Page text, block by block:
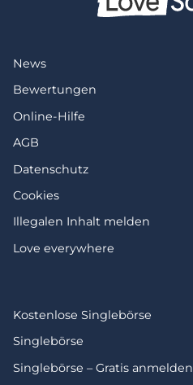
News
Bewertungen
Online-Hilfe
AGB
Datenschutz
Cookies
Illegalen Inhalt melden
Love everywhere
Kostenlose Singlebörse
Singlebörse
Singlebörse – Gratis anmelden